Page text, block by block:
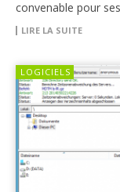
convenable pour
LIRE LA SUITE
LOGICIELS